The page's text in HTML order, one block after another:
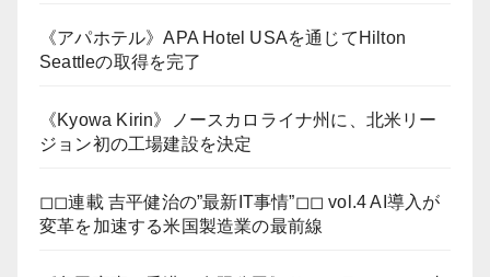
《アパホテル》APA Hotel USAを通じてHilton
Seattleの取得を完了
《Kyowa Kirin》ノースカロライナ州に、北米リー
ジョン初の工場建設を決定
◻︎◻︎連載 吉平健治の”最新IT事情”◻︎◻︎ vol.4 AI導入が
変革を加速する米国製造業の最前線